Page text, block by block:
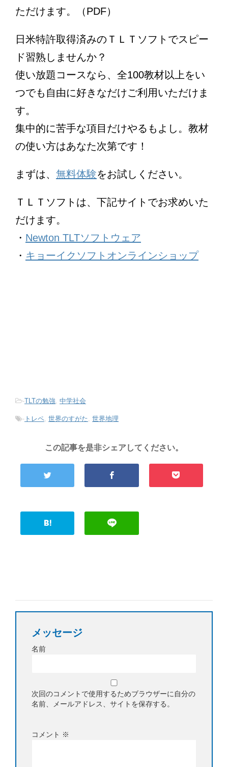
ただけます。（PDF）
日米特許取得済みのＴＬＴソフトでスピー
ド習熟しませんか？
使い放題コースなら、全100教材以上をい
つでも自由に好きなだけご利用いただけま
す。
集中的に苦手な項目だけやるもよし。教材
の使い方はあなた次第です！
まずは、 無料体験をお試しください。
ＴＬＴソフトは、下記サイトでお求めいた
だけます。
・ Newton TLTソフトウェア
・ キョーイクソフトオンラインショップ
-TLTの勉強, 中学社会
- トレペ, 世界のすがた, 世界地理
この記事を是非シェアしてください。
メッセージ
名前
次回のコメントで使用するためブラウザーに自分の
名前、メールアドレス、サイトを保存する。
コメント ※